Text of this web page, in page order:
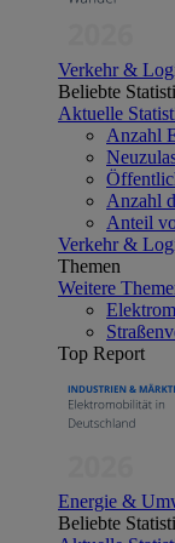
Verkehr &
Beliebte
Aktuelle
Anzahl
Anzahl
Anteil
Verkehr &
Themen
Weitere
Top Report
Energie &
Beliebte